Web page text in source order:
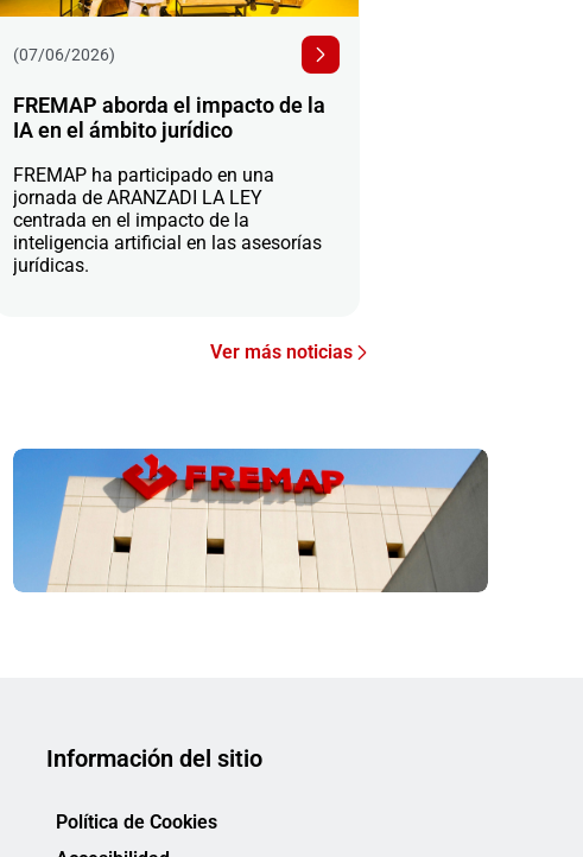
(07/06/2026)
FREMAP aborda el impacto de la
IA en el ámbito jurídico
FREMAP ha participado en una
jornada de ARANZADI LA LEY
centrada en el impacto de la
inteligencia artificial en las asesorías
jurídicas.
Ver más noticias
Información del sitio
Política de Cookies